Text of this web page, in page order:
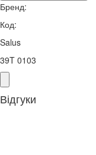
Бренд:
Код:
Salus
39T 0103
Відгуки